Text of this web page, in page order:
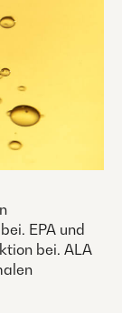
EPA und
bei. ALA